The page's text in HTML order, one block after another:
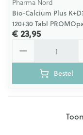
Pharma Nord
Bio-Calcium Plus
120+30 Tabl
€ 23,95
Bestel
Toon